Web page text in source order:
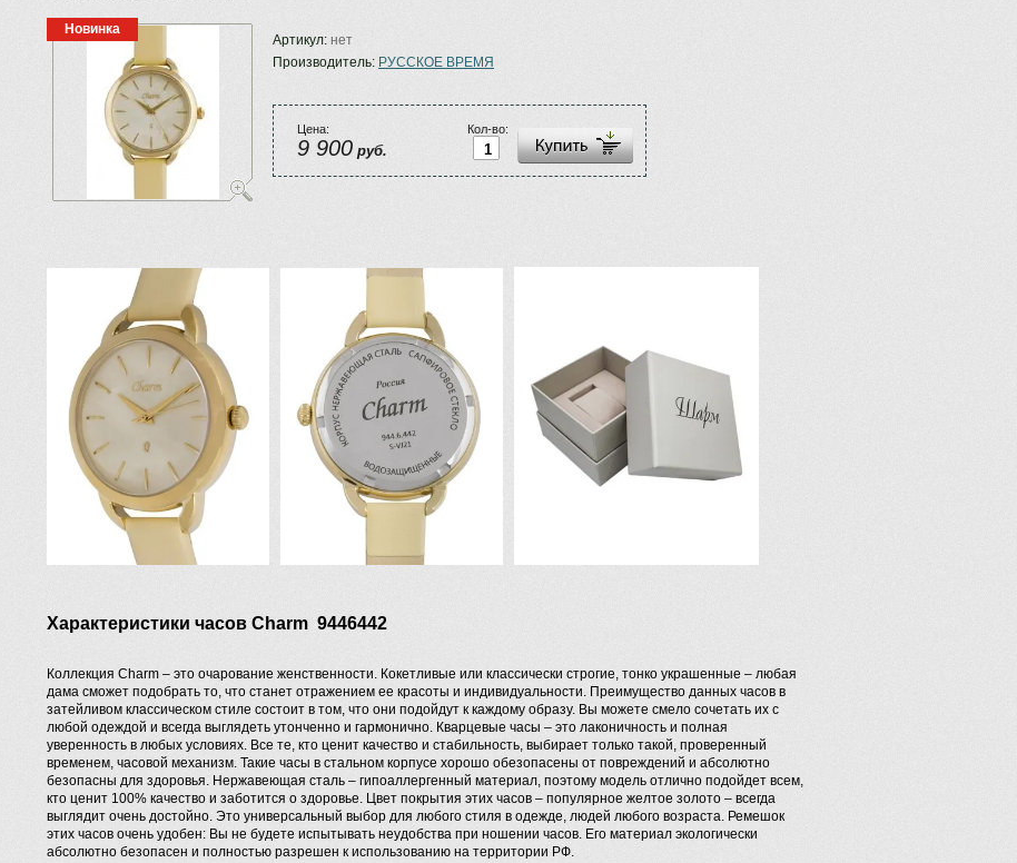
Новинка
Артикул: нет
Производитель: РУССКОЕ ВРЕМЯ
Кол-во:
Цена:
9 900 руб.
Характеристики часов Charm 9446442
Коллекция Charm – это очарование женственности. Кокетливые или классически строгие, тонко украшенные – любая
дама сможет подобрать то, что станет отражением ее красоты и индивидуальности. Преимущество данных часов в
затейливом классическом стиле состоит в том, что они подойдут к каждому образу. Вы можете смело сочетать их с
любой одеждой и всегда выглядеть утонченно и гармонично. Кварцевые часы – это лаконичность и полная
уверенность в любых условиях. Все те, кто ценит качество и стабильность, выбирает только такой, проверенный
временем, часовой механизм. Такие часы в стальном корпусе хорошо обезопасены от повреждений и абсолютно
безопасны для здоровья. Нержавеющая сталь – гипоаллергенный материал, поэтому модель отлично подойдет всем,
кто ценит 100% качество и заботится о здоровье. Цвет покрытия этих часов – популярное желтое золото – всегда
выглядит очень достойно. Это универсальный выбор для любого стиля в одежде, людей любого возраста. Ремешок
этих часов очень удобен: Вы не будете испытывать неудобства при ношении часов. Его материал экологически
абсолютно безопасен и полностью разрешен к использованию на территории РФ.